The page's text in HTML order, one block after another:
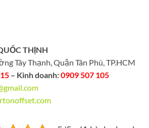
THỊNH
Tây Thạnh, Quận Tân Phú, TP.HCM
– Kinh doanh:0909 507 105